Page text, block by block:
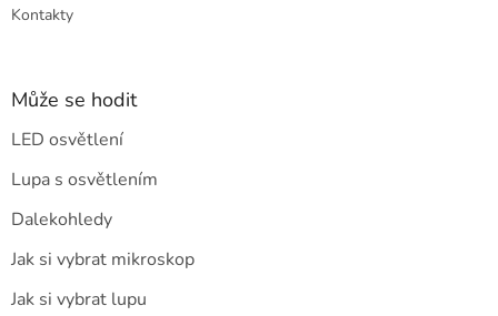
Kontakty
Může se hodit
LED osvětlení
Lupa s osvětlením
Dalekohledy
Jak si vybrat mikroskop
Jak si vybrat lupu